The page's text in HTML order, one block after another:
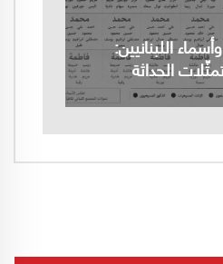
اللبنانيين:
الحداثة